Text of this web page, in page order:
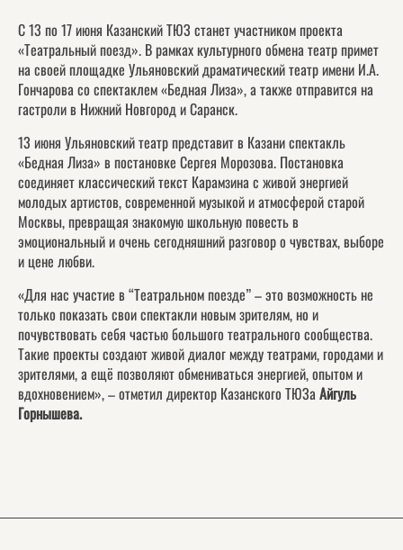
С 13 по 17 июня Казанский ТЮЗ станет участником проекта
«Театральный поезд». В рамках культурного обмена театр примет
на своей площадке Ульяновский драматический театр имени И.А.
Гончарова со спектаклем «Бедная Лиза», а также отправится на
гастроли в Нижний Новгород и Саранск.
13 июня Ульяновский театр представит в Казани спектакль
«Бедная Лиза» в постановке Сергея Морозова. Постановка
соединяет классический текст Карамзина с живой энергией
молодых артистов, современной музыкой и атмосферой старой
Москвы, превращая знакомую школьную повесть в
эмоциональный и очень сегодняшний разговор о чувствах, выборе
и цене любви.
«Для нас участие в “Театральном поезде” – это возможность не
только показать свои спектакли новым зрителям, но и
почувствовать себя частью большого театрального сообщества.
Такие проекты создают живой диалог между театрами, городами и
зрителями, а ещё позволяют обмениваться энергией, опытом и
вдохновением», – отметил директор Казанского ТЮЗа Айгуль
Горнышева.